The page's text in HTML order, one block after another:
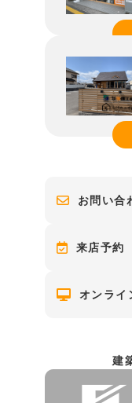
お問い合
来店予約
オンライ
建